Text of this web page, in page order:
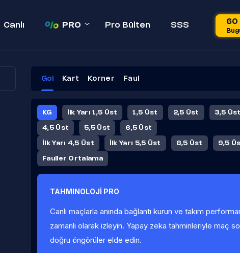
Canlı PRO Pro Bülten SSS 60
Gol Kart Korner Faul
KG İlk Yarı 1,5 Üst 1,5 Üst 2,5 Üst 3,5 Üst
4,5 Üst 5,5 Üst 6,5 Üst
İlk Yarı 4,5 Üst İlk Yarı 5,5 Üst 8,5 Üst 9,5
Fauller Ortalama
TAHMINOLOJİ PRO
Canlı maçlarla anında bağlantı kurun ve takım
zamanlı olarak izleyin. Yapay zeka tahminleriyle maç
doğru öngörüler elde edin.